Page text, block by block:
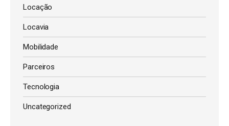
Locação
Locavia
Mobilidade
Parceiros
Tecnologia
Uncategorized